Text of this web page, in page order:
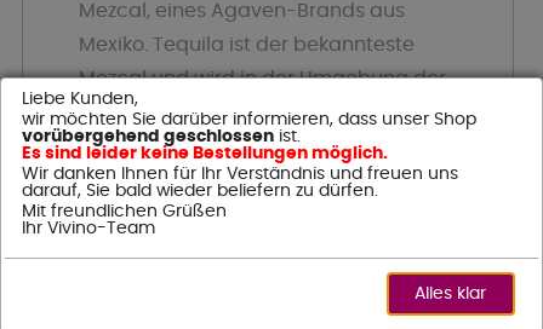
Mezcal, eines Agaven-Brands aus
Mexiko. Tequila ist der bekannteste
Mezcal und wird in der Umgebung der
Stadt Tequila im mexikanischen
Bundesstaat Jalisco und in vier weiteren
Staaten aus dem Herzen der blauen
Agave gewonnen.
Spirituose aus Zuckerrohrmost, die früher
und hochsprachlich als Aguardente
Liebe Kunden,
wir möchten Sie darüber informieren, dass unser Shop
vorübergehend geschlossenist.
Es sind leider keine Bestellungen möglich.
Wir danken Ihnen für Ihr Verständnis und freuen uns
darauf, Sie bald wieder beliefern zu dürfen.
Mit freundlichen Grüßen
Ihr Vivino-Team
Alles klar